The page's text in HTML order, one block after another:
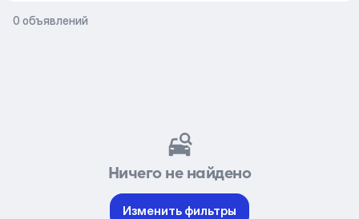
0 объявлений
Ничего не найдено
Изменить фильтры